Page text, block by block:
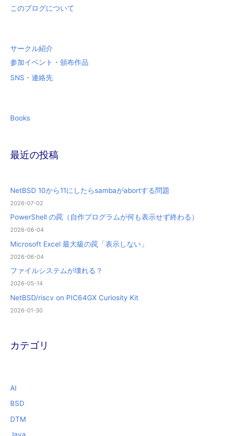
象
このブログについて
サークル紹介
参加イベント・頒布作品
SNS・連絡先
Books
最近の投稿
NetBSD 10から11にしたらsambaがabortする問題
2026-07-02
PowerShell の罠（自作プログラムが何も表示せず終わる）
2026-06-04
Microsoft Excel 最大級の罠「表示しない」
2026-06-04
ファイルシステムが壊れる？
2026-05-14
NetBSD/riscv on PIC64GX Curiosity Kit
2026-01-30
カテゴリ
AI
BSD
DTM